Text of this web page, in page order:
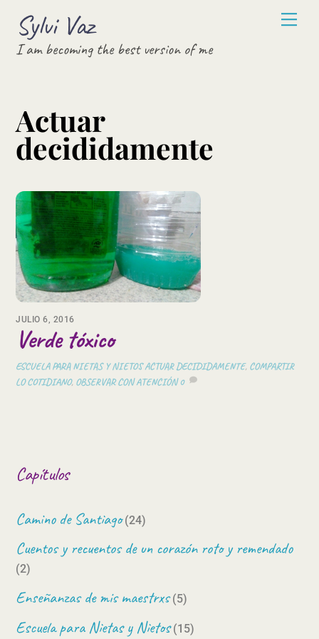
content
Sylvi Vaz
I am becoming the best version of me
Actuar
decididamente
JULIO 6, 2016
Verde tóxico
ESCUELA PARA NIETAS Y NIETOS ACTUAR DECIDIDAMENTE, COMPARTIR
LO COTIDIANO, OBSERVAR CON ATENCIÓN 0
Capítulos
Camino de Santiago(24)
Cuentos y recuentos de un corazón roto y remendado
(2)
Enseñanzas de mis maestrxs(5)
Escuela para Nietas y Nietos(15)